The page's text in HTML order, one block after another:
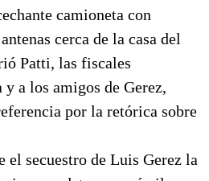
camioneta con
cerca de la casa del
Patti, las fiscales
y a los amigos de Gerez,
por la retórica sobre
el secuestro de Luis Gerez la